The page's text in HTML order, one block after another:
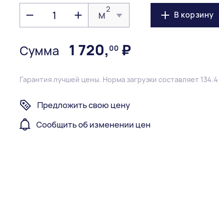
м2
Сумма 1 720, 00 ₽
В корзину
Гарантия лучшей цены. Норма загрузки составляет
Предложить свою цену
Сообщить об изменении цен